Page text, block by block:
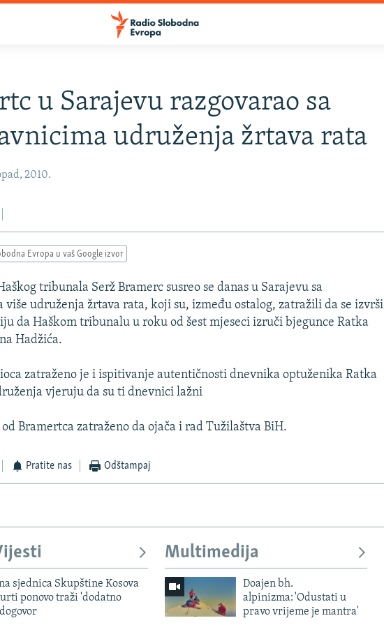
u Sarajevu razgovarao sa
udruženja žrtava rata
2010.
Evropa u vaš Google izvor
tribunala Serž Bramerc susreo se danas u Sarajevu sa
više udruženja žrtava rata, koji su, između ostalog, zatražili da se izvrši
da Haškom tribunalu u roku od šest mjeseci izruči bjegunce Ratka
Hadžića.
zatraženo je i ispitivanje autentičnosti dnevnika optuženika Ratka
vjeruju da su ti dnevnici lažni
Bramertca zatraženo da ojača i rad Tužilaštva BiH.
Pratite nas Odštampaj
sjednica Skupštine Kosova
ponovo traži 'dodatno
Multimedija
Doajen bh.
alpinizma: 'Odustati u
pravo vrijeme je mantra'